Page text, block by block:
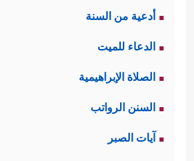
أدعية من السنة
الدعاء للميت
الصلاة الإبراهيمية
السنن الرواتب
آيات الصبر